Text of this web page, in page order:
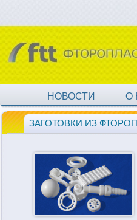
НОВОСТИ О
ЗАГОТОВКИ ИЗ